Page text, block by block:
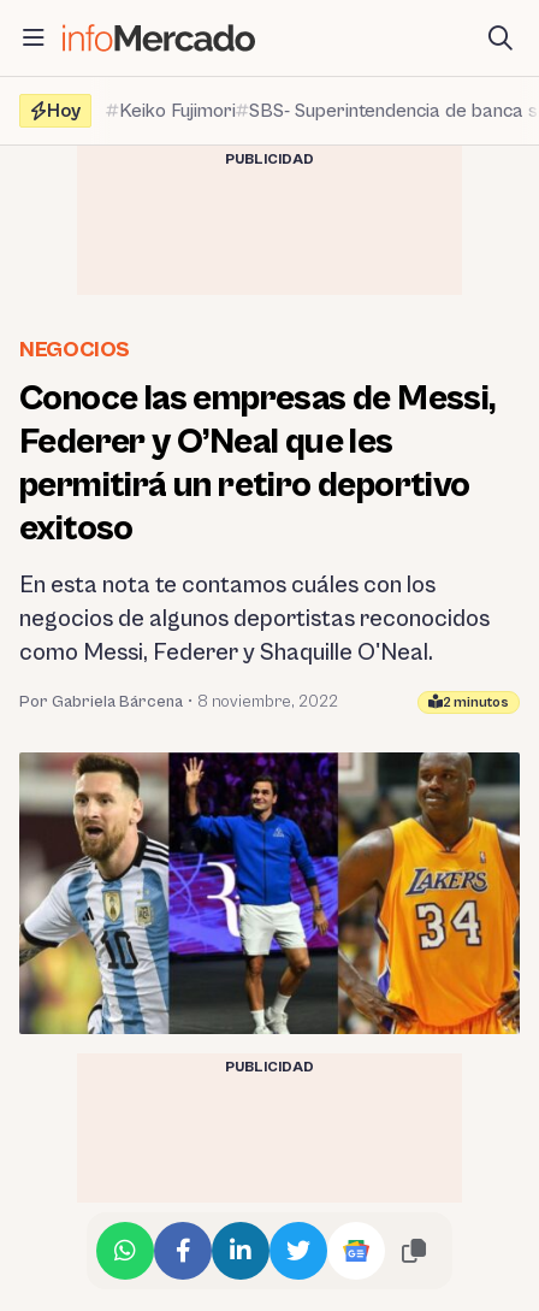
contenido
Hoy
Keiko Fujimori SBS- Superintendencia de banca
PUBLICIDAD
NEGOCIOS
Conoce las empresas de Messi,
Federer y O’Neal que les
permitirá un retiro deportivo
exitoso
En esta nota te contamos cuáles con los
negocios de algunos deportistas reconocidos
como Messi, Federer y Shaquille O'Neal.
Por Gabriela Bárcena • 8 noviembre, 2022 2 minutos
PUBLICIDAD